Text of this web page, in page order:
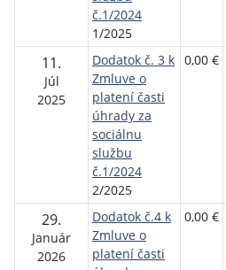
č.1/2024
1/2025
11.
Júl
2025
Dodatok č. 3 k
Zmluve o
platení časti
úhrady za
sociálnu
službu
č.1/2024
2/2025
0,00 €
29.
Január
2026
Dodatok č.4 k
Zmluve o
platení časti
0,00 €